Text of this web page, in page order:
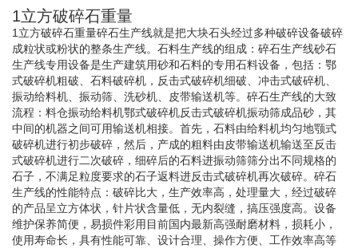
1立方破碎石重量
1立方破碎石重量碎石生产线就是把大块石头经过多种破碎设备破碎
成粒状或粉状的整条生产线。石料生产线的组成：碎石生产线砂石
生产线专用设备是生产建筑用砂和石料的专用石料设备，包括：鄂
式破碎机粗破、石料破碎机，反击式破碎机细破、冲击式破碎机、
振动给料机、振动筛、洗砂机、皮带输送机等。碎石生产线的大致
流程：料仓振动给料机鄂式破碎机反击式破碎机振动筛成品砂，其
中间的机器之间可用输送机相接。首先，石料由给料机均匀地颚式
破碎机进行初步破碎，然后，产成的粗料由皮带输送机输送至反击
式破碎机进行二次破碎，细碎后的石料进振动筛筛分出不同规格的
石子，不满足粒度要求的石子返料进反击式破碎机再次破碎。碎石
生产线的性能特点：破碎比大，生产效率高，处理量大，经过破碎
的产品呈立方体状，针片状含量低，无内裂缝，搞压强度高。设备
维护保养简便，易损件彩用目前国内最新高强耐磨材料，损耗小，
使用寿命长，具有性能可靠、设计合理、操作方便、工作效率高等